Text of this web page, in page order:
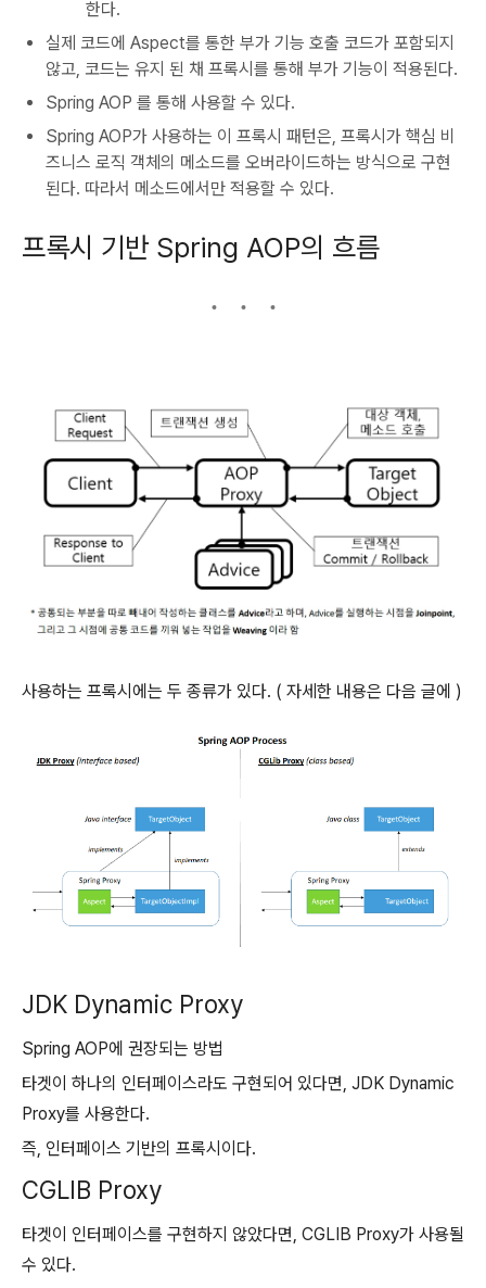
한다.
실제 코드에 Aspect를 통한 부가 기능 호출 코드가 포함되지
않고, 코드는 유지 된 채 프록시를 통해 부가 기능이 적용된다.
Spring AOP 를 통해 사용할 수 있다.
Spring AOP가 사용하는 이 프록시 패턴은, 프록시가 핵심 비
즈니스 로직 객체의 메소드를 오버라이드하는 방식으로 구현
된다. 따라서 메소드에서만 적용할 수 있다.
프록시 기반 Spring AOP의 흐름
사용하는 프록시에는 두 종류가 있다. ( 자세한 내용은 다음 글에 )
JDK Dynamic Proxy
Spring AOP에 권장되는 방법
타겟이 하나의 인터페이스라도 구현되어 있다면, JDK Dynamic
Proxy를 사용한다.
즉, 인터페이스 기반의 프록시이다.
CGLIB Proxy
타겟이 인터페이스를 구현하지 않았다면, CGLIB Proxy가 사용될
수 있다.